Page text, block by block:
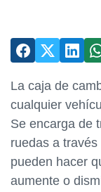
La caja de
cualquier
Se encarga de
ruedas a
pueden hacer
aumente o